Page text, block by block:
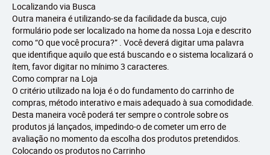
Localizando via Busca
Outra maneira é utilizando-se da facilidade da busca, cujo
formulário pode ser localizado na home da nossa Loja e descrito
como “O que você procura?” . Você deverá digitar uma palavra
que identifique aquilo que está buscando e o sistema localizará o
ítem, favor digitar no mínimo 3 caracteres.
Como comprar na Loja
O critério utilizado na loja é o do fundamento do carrinho de
compras, método interativo e mais adequado à sua comodidade.
Desta maneira você poderá ter sempre o controle sobre os
produtos já lançados, impedindo-o de cometer um erro de
avaliação no momento da escolha dos produtos pretendidos.
Colocando os produtos no Carrinho